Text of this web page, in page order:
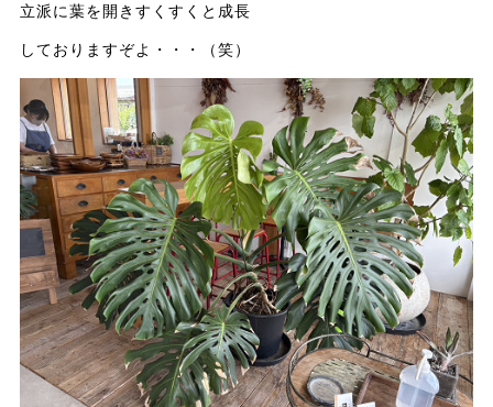
立派に葉を開きすくすくと成長
しておりますぞよ・・・（笑）